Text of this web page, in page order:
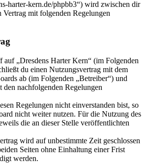
harter-kern.de/phpbb3“) wird zwischen dir
Vertrag mit folgenden Regelungen
„Dresdens Harter Kern“ (im Folgenden
du einen Nutzungsvertrag mit dem
ab (im Folgenden „Betreiber“) und
den nachfolgenden Regelungen
Regelungen nicht einverstanden bist, so
nicht weiter nutzen. Für die Nutzung des
die an dieser Stelle veröffentlichten
wird auf unbestimmte Zeit geschlossen
Seiten ohne Einhaltung einer Frist
werden.